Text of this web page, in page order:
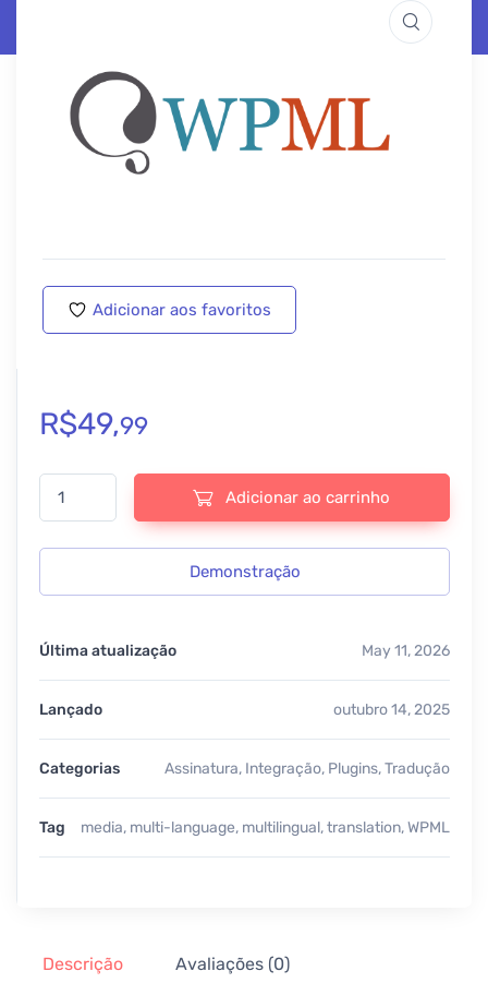
Adicionar aos favoritos
R$49,99
WP Multi-Lingual | Media Translation - v3.1.1 quantidade
Adicionar ao carrinho
Demonstração
Última atualização May 11, 2026
Lançado outubro 14, 2025
Categorias Assinatura, Integração, Plugins,Tradução
Tag media, multi-language, multilingual,translation,WPML
Descrição Avaliações (0)